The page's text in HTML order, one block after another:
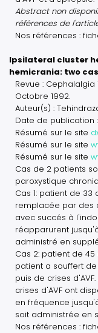
Abstract non
références de
Nos références :
Ipsilateral cluster
hemicrania: two
Revue : Cephalalgia
Octobre 1992.
Auteur(s) :
Date de publication
Résumé sur le site
Résumé sur le site
Résumé sur le site
Cas de 2 patients
paroxystique
Cas 1: patient de 33
remplacée par des
avec succés à
réapparurent
administré en
Cas 2: patient de 45
patient a souffert
puis de crises
crises d'AVF ont
en fréquence
soit administrée en
Nos références :